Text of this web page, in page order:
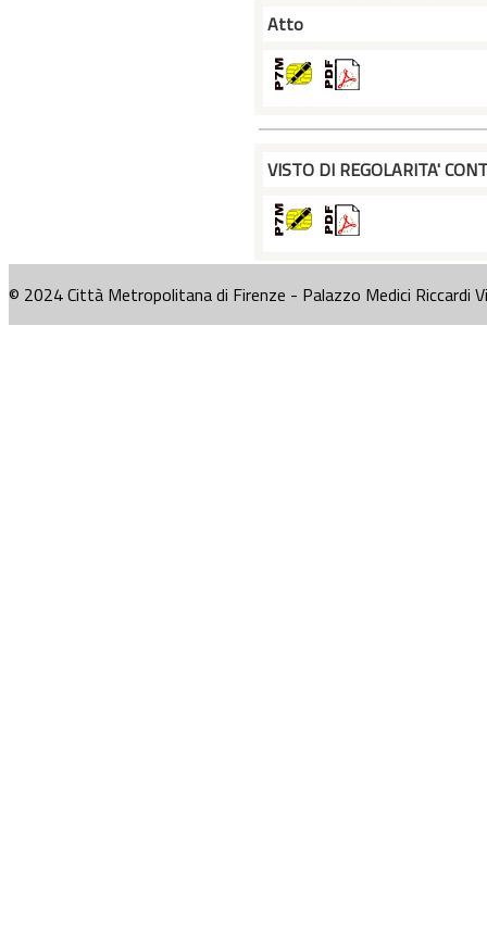
Atto
VISTO DI REGOLARITA'
© 2024 Città Metropolitana di Firenze - Palazzo Medici Riccardi